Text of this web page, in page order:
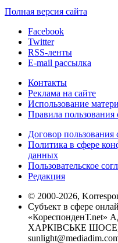
Полная версия сайта
Facebook
Twitter
RSS-ленты
E-mail рассылка
Контакты
Реклама на сайте
Использование
Правила пользования
Договор пользования
Политика в сфере
данных
Пользовательское
Редакция
© 2000-2026,
Субъект в сфере
«КореспонденТ.net»
ХАРКІВСЬКЕ ШОСЕ,